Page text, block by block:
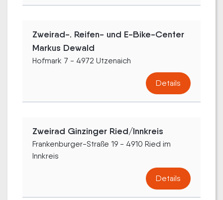
Zweirad-. Reifen- und E-Bike-Center
Markus Dewald
Hofmark 7 - 4972 Utzenaich
Details
Zweirad Ginzinger Ried/Innkreis
Frankenburger-Straße 19 - 4910 Ried im
Innkreis
Details